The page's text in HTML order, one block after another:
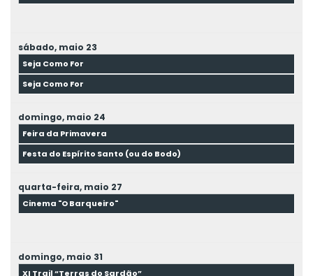
sábado, maio 23
Seja Como For
Seja Como For
domingo, maio 24
Feira da Primavera
Festa do Espírito Santo (ou do Bodo)
quarta-feira, maio 27
Cinema "O Barqueiro"
domingo, maio 31
XI Trail “Terras do Sardão”